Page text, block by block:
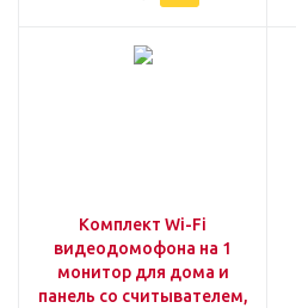
Комплект Wi-Fi
видеодомофона на 1
монитор для дома и
панель со считывателем,